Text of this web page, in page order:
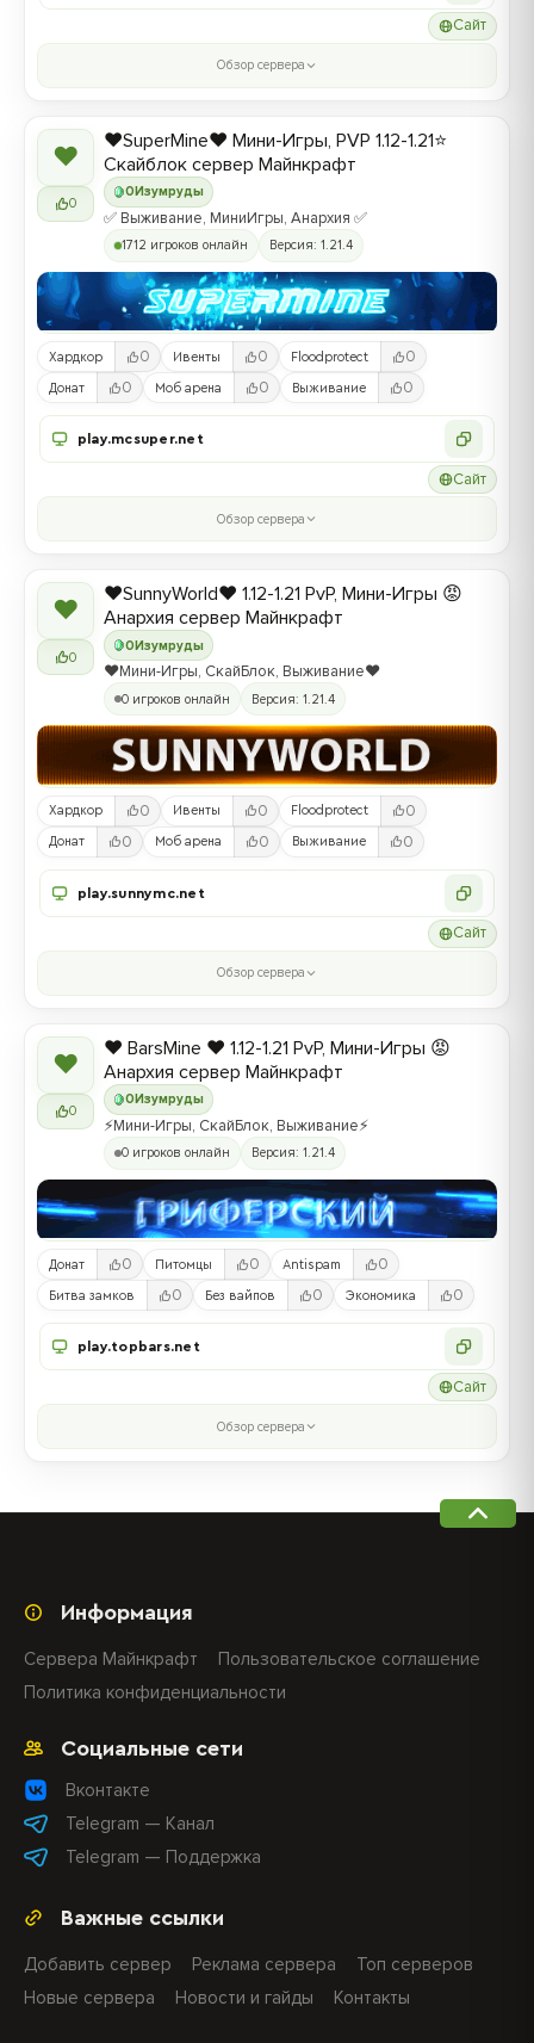
Сайт
Обзор сервера
❤
0
0 Изумруды
❤️SuperMine❤️ Мини-Игры, PVP 1.12-1.21⭐
Скайблок сервер Майнкрафт
✅ Выживание, МиниИгры, Анархия ✅
1712 игроков онлайн Версия: 1.21.4
Хардкор 0 Ивенты 0 Floodprotect 0
Донат 0 Моб арена 0 Выживание 0
play.mcsuper.net
Сайт
Обзор сервера
❤
0
0Изумруды
❤️SunnyWorld❤️ 1.12-1.21 PvP, Мини-Игры 😡
Анархия сервер Майнкрафт
❤️Мини-Игры, СкайБлок, Выживание❤️
0 игроков онлайн Версия: 1.21.4
Хардкор 0 Ивенты 0 Floodprotect 0
Донат 0 Моб арена 0 Выживание 0
play.sunnymc.net
Сайт
Обзор сервера
❤
0
0 Изумруды
❤️ BarsMine ❤️ 1.12-1.21 PvP, Мини-Игры 😡
Анархия сервер Майнкрафт
⚡Мини-Игры, СкайБлок, Выживание⚡
0 игроков онлайн Версия: 1.21.4
Донат 0 Питомцы 0 Antispam 0
Битва замков 0 Без вайпов 0 Экономика 0
play.topbars.net
Сайт
Обзор сервера
Важные ссылки
Добавить сервер Реклама сервера
Топ серверов
Новые сервера
Новости и гайды Контакты
Социальные сети
Вконтакте
Telegram — Канал
Telegram — Поддержка
Информация
Сервера Майнкрафт
Пользовательское соглашение
Политика конфиденциальности